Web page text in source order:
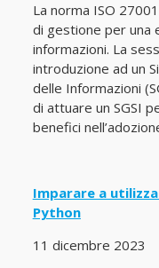
La norma ISO
di gestione per una
informazioni. La
introduzione ad un
delle Informazioni
di attuare un SGSI
benefici
Imparare a
Python
11 dicembre 2023